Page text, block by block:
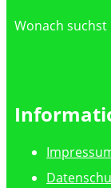
Suche
Wonach suchst